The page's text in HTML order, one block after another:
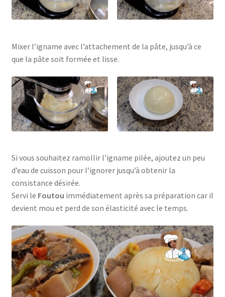
Mixer l’igname avec l’attachement de la pâte, jusqu’à ce
que la pâte soit formée et lisse.
Si vous souhaitez ramollir l’igname pilée, ajoutez un peu
d’eau de cuisson pour l’ignorer jusqu’à obtenir la
consistance désirée.
Servi le Foutou immédiatement après sa préparation car il
devient mou et perd de son élasticité avec le temps.